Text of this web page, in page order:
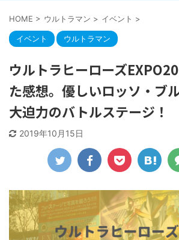
HOME > ウルトラマン > イベント >
イベント ウルトラマン
ウルトラヒーローズ
た感想。優しいロッソ・ブ
大迫力のバトルステージ！
2019年10月15日